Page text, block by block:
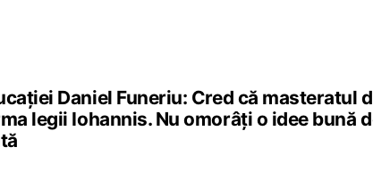
Daniel Funeriu: Cred că masteratul
legii Iohannis. Nu omorâți o idee bună